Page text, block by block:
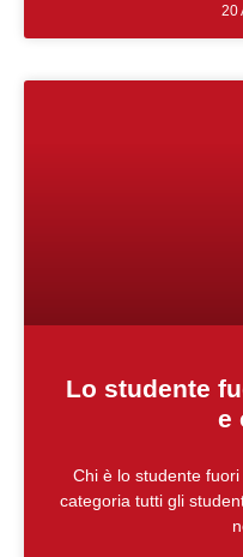
20
Lo studente
e
Chi è lo studente
categoria tutti gli